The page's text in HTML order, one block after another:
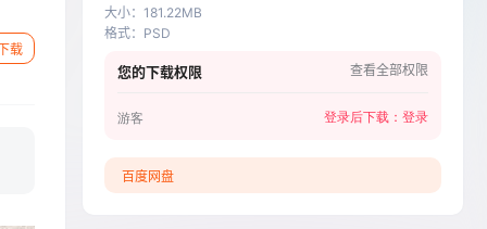
载
大小： 181.22MB
格式： PSD
您的下载权限 查看全部权限
游客 登录后下载： 登录
百度网盘